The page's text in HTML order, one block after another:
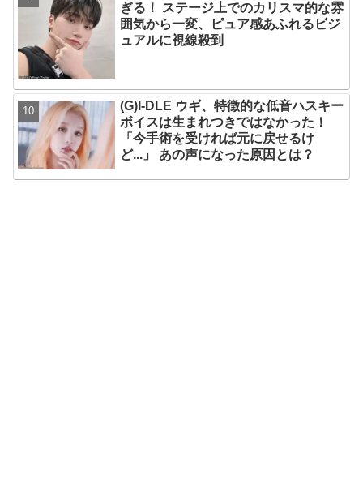
ぎる！ ステージ上でのカリスマ的な雰
囲気から一変、ピュア感あふれるビジ
ュアルに視線殺到
(G)I-DLE ウギ、特徴的な低音ハスキー
ボイスは生まれつきではなかった！
「今手術を受ければ元に戻せるけ
ど...」 あの声になった原因とは？